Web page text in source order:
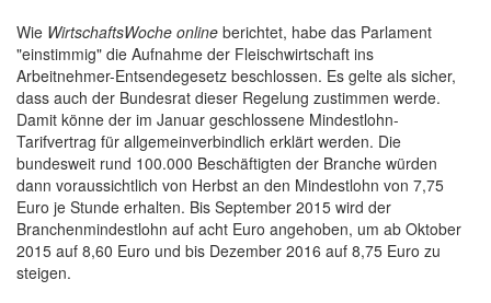
Wie WirtschaftsWoche online berichtet, habe das Parlament
"einstimmig" die Aufnahme der Fleischwirtschaft ins
Arbeitnehmer-Entsendegesetz beschlossen. Es gelte als sicher,
dass auch der Bundesrat dieser Regelung zustimmen werde.
Damit könne der im Januar geschlossene Mindestlohn-
Tarifvertrag für allgemeinverbindlich erklärt werden. Die
bundesweit rund 100.000 Beschäftigten der Branche würden
dann voraussichtlich von Herbst an den Mindestlohn von 7,75
Euro je Stunde erhalten. Bis September 2015 wird der
Branchenmindestlohn auf acht Euro angehoben, um ab Oktober
2015 auf 8,60 Euro und bis Dezember 2016 auf 8,75 Euro zu
steigen.